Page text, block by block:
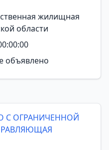
жилищная
области
объявлено
С ОГРАНИЧЕННОЙ